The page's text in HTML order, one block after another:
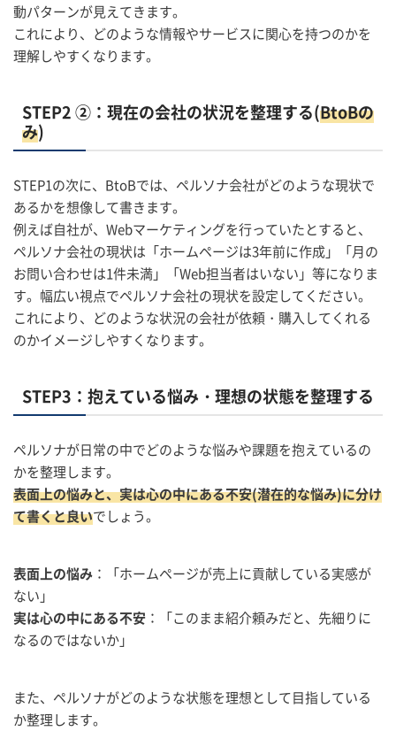
動パターンが見えてきます。
これにより、どのような情報やサービスに関心を持つのかを
理解しやすくなります。
STEP2 ②：現在の会社の状況を整理する(BtoBの
み)
STEP1の次に、BtoBでは、ペルソナ会社がどのような現状で
あるかを想像して書きます。
例えば自社が、Webマーケティングを行っていたとすると、
ペルソナ会社の現状は「ホームページは3年前に作成」「月の
お問い合わせは1件未満」「Web担当者はいない」等になりま
す。幅広い視点でペルソナ会社の現状を設定してください。
これにより、どのような状況の会社が依頼・購入してくれる
のかイメージしやすくなります。
STEP3：抱えている悩み・理想の状態を整理する
ペルソナが日常の中でどのような悩みや課題を抱えているの
かを整理します。
表面上の悩みと、実は心の中にある不安(潜在的な悩み)に分け
て書くと良いでしょう。
表面上の悩み ：「ホームページが売上に貢献している実感が
ない」
実は心の中にある不安 ：「このまま紹介頼みだと、先細りに
なるのではないか」
また、ペルソナがどのような状態を理想として目指している
か整理します。